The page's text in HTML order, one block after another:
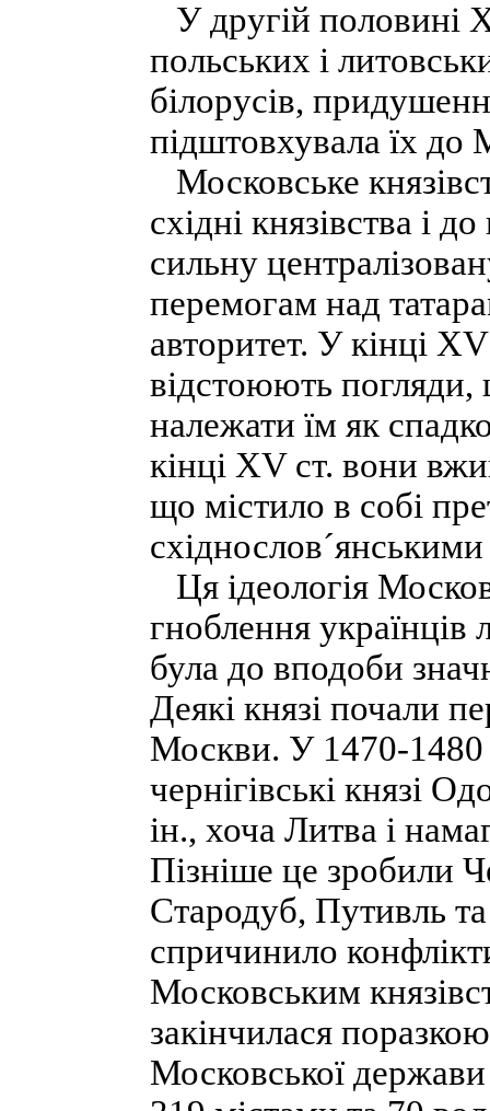
У другій половині
польських і
білорусів,
підштовхувала їх до
Московське
східні князівства і
сильну
перемогам над
авторитет. У кінці
відстоюють погляди,
належати їм як
кінці XV ст. вони
що містило в собі
Ця ідеологія
гноблення
була до вподоби
Деякі князі почали
Москви. У 1470-1480
чернігівські князі
ін., хоча Литва і
Пізніше це зробили
Стародуб, Путивль та
спричинило
Московським
закінчилася
Московської держави